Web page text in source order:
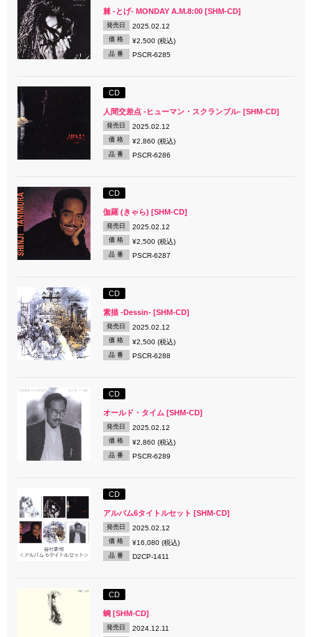
棘 -とげ- MONDAY A.M.8:00 [SHM-CD]
発売日 2025.02.12
価 格 ¥2,500 (税込)
品 番 PSCR-6285
CD
人間交差点 -ヒューマン・スクランブル- [SHM-CD]
発売日 2025.02.12
価 格 ¥2,860 (税込)
品 番 PSCR-6286
CD
伽羅 (きゃら) [SHM-CD]
発売日 2025.02.12
価 格 ¥2,500 (税込)
品 番 PSCR-6287
CD
素描 -Dessin- [SHM-CD]
発売日 2025.02.12
価 格 ¥2,500 (税込)
品 番 PSCR-6288
CD
オールド・タイム [SHM-CD]
発売日 2025.02.12
価 格 ¥2,860 (税込)
品 番 PSCR-6289
CD
アルバム6タイトルセット [SHM-CD]
発売日 2025.02.12
価 格 ¥16,080 (税込)
品 番 D2CP-1411
CD
蜩 [SHM-CD]
発売日 2024.12.11